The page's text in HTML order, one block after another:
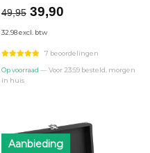
49,95 Oorspronkelijke
was:
€49,95.
39,90Huidige
€39,90.
32.98 excl. btw
7 beoordelingen
Op voorraad — Voor 23:59 besteld, morgen
in huis
Aanbieding